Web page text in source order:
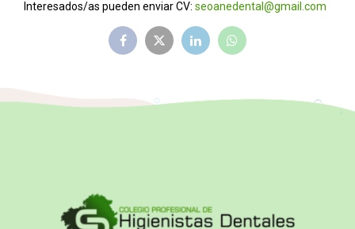
Interesados/as pueden enviar CV: seoanedental@gmail.com